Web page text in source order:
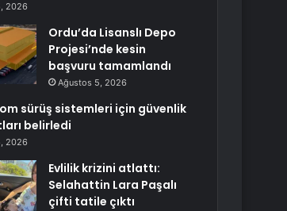
2026
Ordu’da Lisanslı Depo
Projesi’nde kesin
başvuru tamamlandı
Ağustos 5, 2026
sürüş sistemleri için güvenlik
belirledi
2026
Evlilik krizini atlattı:
Selahattin Lara Paşalı
çifti tatile çıktı